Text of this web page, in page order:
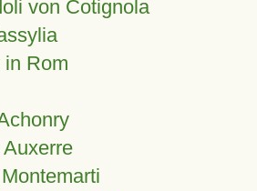
von Cotignola
Rom